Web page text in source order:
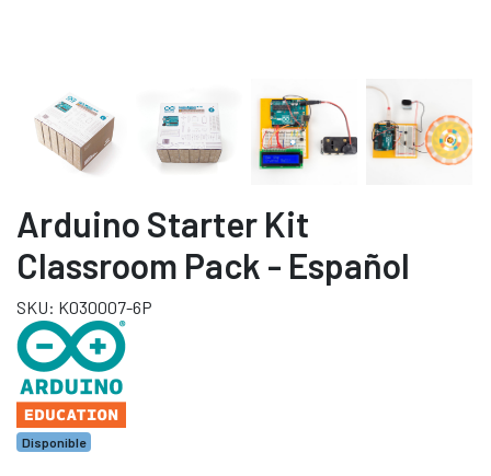
Arduino Starter Kit
Classroom Pack - Español
SKU: K030007-6P
Disponible